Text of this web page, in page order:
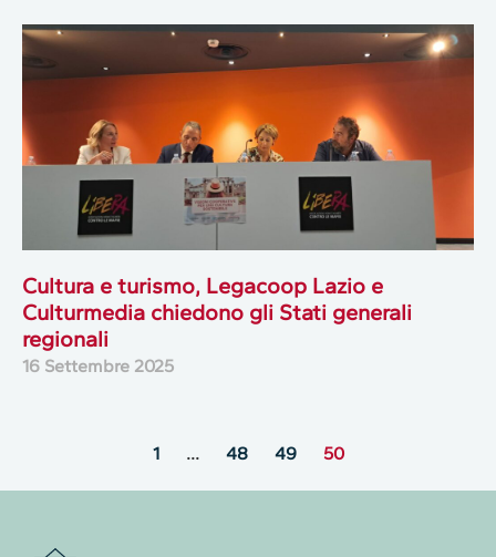
Cultura e turismo, Legacoop Lazio e
Culturmedia chiedono gli Stati generali
regionali
16 Settembre 2025
1 … 48 49 50